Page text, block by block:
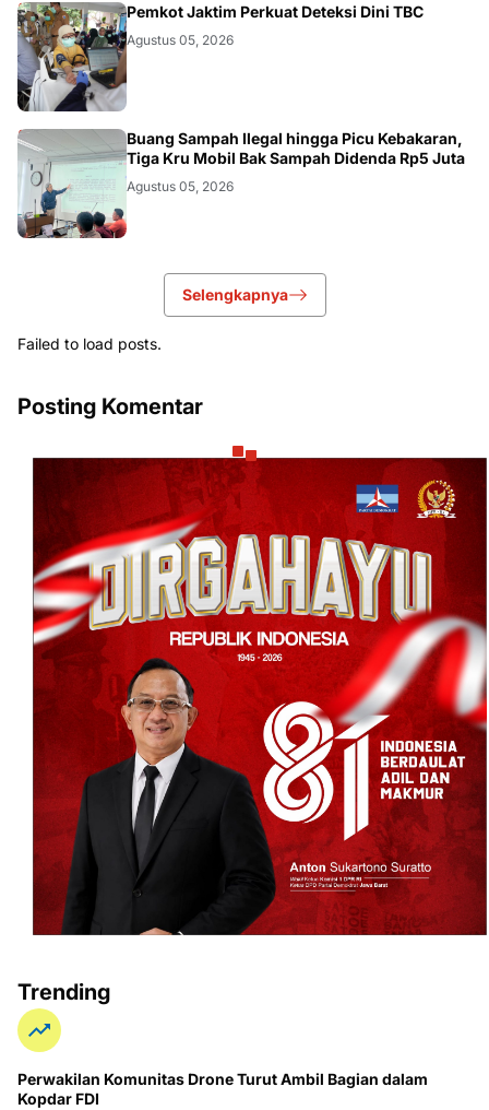
AKURATNEWS Pemkot Jaktim Perkuat Deteksi Dini TBC
Agustus 05, 2026
AKURATNEWS
Buang Sampah Ilegal hingga Picu Kebakaran,
Tiga Kru Mobil Bak Sampah Didenda Rp5 Juta
Agustus 05, 2026
Selengkapnya
Failed to load posts.
Posting Komentar
Trending
Perwakilan Komunitas Drone Turut Ambil Bagian dalam
Kopdar FDI